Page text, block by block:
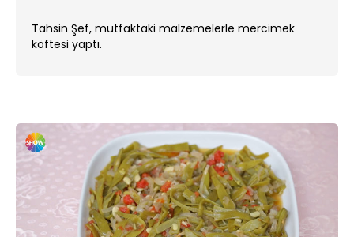
Tahsin Şef, mutfaktaki malzemelerle mercimek
köftesi yaptı.